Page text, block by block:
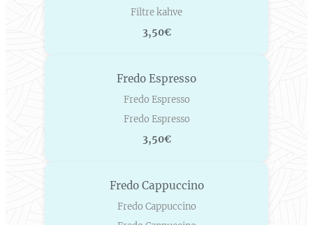
Filtre kahve
3,50€
Fredo Espresso
Fredo Espresso
Fredo Espresso
3,50€
Fredo Cappuccino
Fredo Cappuccino